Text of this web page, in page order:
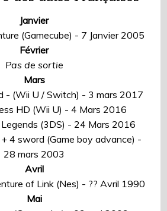
Janvier
(Gamecube) - 7 Janvier 2005
Février
Pas de sortie
Mars
- (Wii U / Switch) - 3 mars 2017
HD (Wii U) - 4 Mars 2016
(3DS) - 24 Mars 2016
4 sword (Game boy advance) -
28 mars 2003
Avril
of Link (Nes) - ?? Avril 1990
Mai